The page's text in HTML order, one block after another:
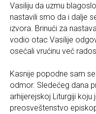
Vasiliju da uzmu
nastavili smo da i dalje
izvora. Brinući za
vodio otac Vasilije
osećali vrućinu već
Kasnije popodne sam
odmor. Sledećeg dana
arhijerejskoj Liturgiji
preosveštenstvo